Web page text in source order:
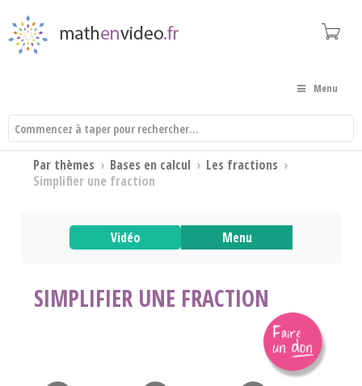
Menu
Par thèmes › Bases en calcul › Les fractions ›
Simplifier une fraction
Vidéo Menu
SIMPLIFIER UNE FRACTION